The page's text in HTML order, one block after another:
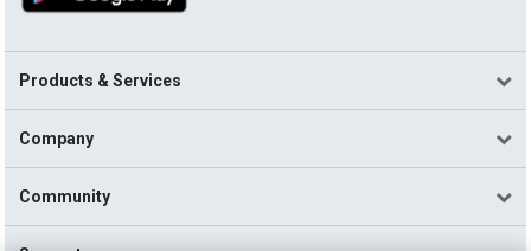
Products & Services
Company
Community